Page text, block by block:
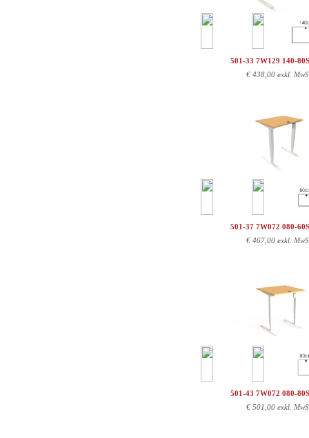
501-33 7W129 140-
€438,00 exkl.
501-37 7W072 080-
€467,00 exkl.
501-43 7W072 080-
€501,00 exkl.